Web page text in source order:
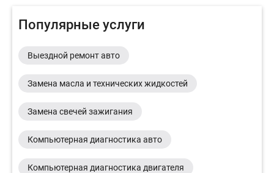
Популярные услуги
Выездной ремонт авто
Замена масла и технических жидкостей
Замена свечей зажигания
Компьютерная диагностика авто
Компьютерная диагностика двигателя